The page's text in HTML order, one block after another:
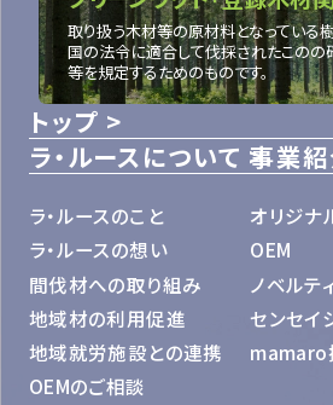
トップ
ラ・ルースについて
ラ・ルースのこと
ラ・ルースの想い
間伐材への取り組み
地域材の利用促進
地域就労施設との連携
OEMのご相談
事業
オリジナ
OEM
ノベルテ
センセイ
mamaro
取り扱う木材等の原材料となっている
国の法令に適合して伐採されたこの
等を規定するためのものです。